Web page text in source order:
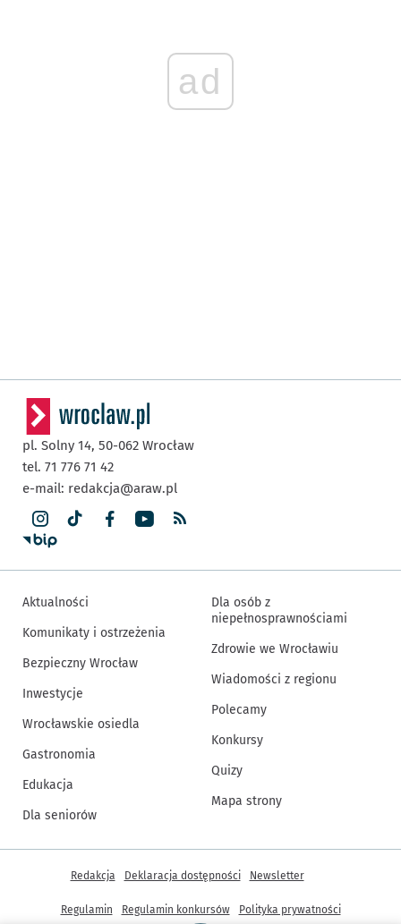
ad
pl. Solny 14, 50-062 Wrocław
tel. 71 776 71 42
e-mail: redakcja@araw.pl
Aktualności
Komunikaty i ostrzeżenia
Bezpieczny Wrocław
Inwestycje
Wrocławskie osiedla
Gastronomia
Edukacja
Dla seniorów
Dla osób z
niepełnosprawnościami
Zdrowie we Wrocławiu
Wiadomości z regionu
Polecamy
Konkursy
Quizy
Mapa strony
Inne informacje
Redakcja Deklaracja dostępności Newsletter
Regulamin Regulamin konkursów Polityka prywatności